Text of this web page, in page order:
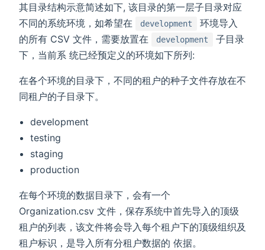
其目录结构示意简述如下, 该目录的第一层子目录对应
不同的系统环境，如希望在
development
环境导入
的所有 CSV 文件，需要放置在
development
子目录
下，当前系 统已经预定义的环境如下所列:
在各个环境的目录下，不同的租户的种子文件存放在不
同租户的子目录下。
development
testing
staging
production
在每个环境的数据目录下，会有一个
Organization.csv 文件，保存系统中首先导入的顶级
租户的列表，该文件将会导入每个租户下的顶级组织及
租户标识，是导入所有分租户数据的 依据。